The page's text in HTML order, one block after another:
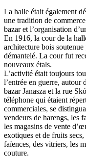
La halle était également
une tradition de
bazar et l’organisation
En 1916, la cour de la
architecture bois
démantelé. La cour fut
nouveaux étals.
L’activité était toujours
l’entrée en guerre, autour
bazar Janasza et la rue
téléphone qui étaient
commerciales, se
vendeurs de harengs, les
les magasins de vente
exotiques et de fruits
faïences, des vitriers, les
couture.